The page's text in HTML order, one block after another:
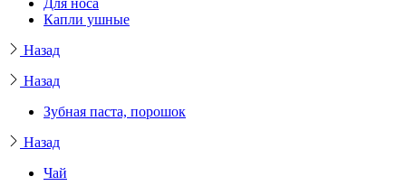
Для носа
Капли ушные
Назад
Назад
Зубная паста, порошок
Назад
Чай